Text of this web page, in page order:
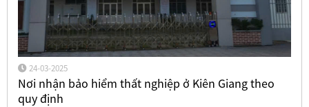
24-03-2025
Nơi nhận bảo hiểm thất nghiệp ở Kiên Giang theo
quy định